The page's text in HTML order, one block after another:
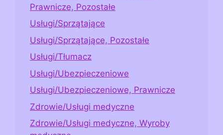
Prawnicze, Pozostałe
Usługi/Sprzątające
Usługi/Sprzątające, Pozostałe
Usługi/Tłumacz
Usługi/Ubezpieczeniowe
Usługi/Ubezpieczeniowe, Prawnicze
Zdrowie/Usługi medyczne
Zdrowie/Usługi medyczne, Wyroby